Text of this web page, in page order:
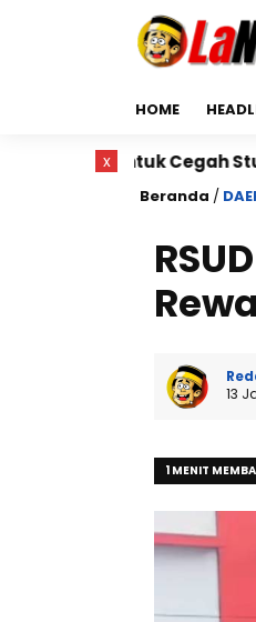
HOME
Cegah Stunting
Beranda /
13
1 MENIT
x